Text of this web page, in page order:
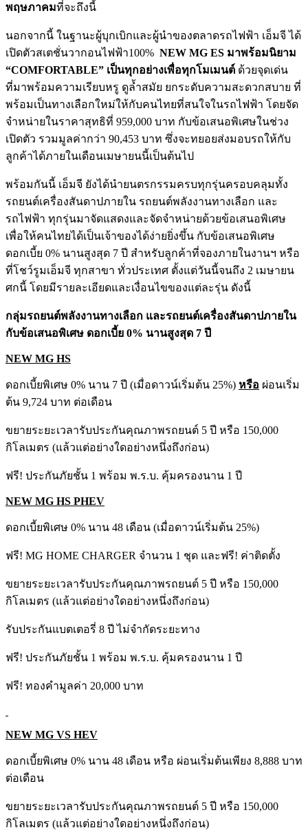
พฤษภาคมที่จะถึงนี้
นอกจากนี้ ในฐานะผู้บุกเบิกและผู้นำของตลาดรถไฟฟ้า เอ็มจี ได้
เปิดตัวสเตชั่นวากอนไฟฟ้า100% NEW MG ES มาพร้อมนิยาม
“COMFORTABLE” เป็นทุกอย่างเพื่อทุกโมเมนต์ ด้วยจุดเด่น
ที่มาพร้อมความเรียบหรู ดูล้ำสมัย ยกระดับความสะดวกสบาย ที่
พร้อมเป็นทางเลือกใหม่ให้กับคนไทยที่สนใจในรถไฟฟ้า โดยจัด
จำหน่ายในราคาสุทธิที่ 959,000 บาท กับข้อเสนอพิเศษในช่วง
เปิดตัว รวมมูลค่ากว่า 90,453 บาท ซึ่งจะทยอยส่งมอบรถให้กับ
ลูกค้าได้ภายในเดือนเมษายนนี้เป็นต้นไป
พร้อมกันนี้ เอ็มจี ยังได้นำยนตรกรรมครบทุกรุ่นครอบคลุมทั้ง
รถยนต์เครื่องสันดาปภายใน รถยนต์พลังงานทางเลือก และ
รถไฟฟ้า ทุกรุ่นมาจัดแสดงและจัดจำหน่ายด้วยข้อเสนอพิเศษ
เพื่อให้คนไทยได้เป็นเจ้าของได้ง่ายยิ่งขึ้น กับข้อเสนอพิเศษ
ดอกเบี้ย 0% นานสูงสุด 7 ปี สำหรับลูกค้าที่จองภายในงานฯ หรือ
ที่โชว์รูมเอ็มจี ทุกสาขา ทั่วประเทศ ตั้งแต่วันนี้จนถึง 2 เมษายน
ศกนี้ โดยมีรายละเอียดและเงื่อนไขของแต่ละรุ่น ดังนี้
กลุ่มรถยนต์พลังงานทางเลือก และรถยนต์เครื่องสันดาปภายใน
กับข้อเสนอพิเศษ ดอกเบี้ย 0% นานสูงสุด 7 ปี
NEW MG HS
ดอกเบี้ยพิเศษ 0% นาน 7 ปี (เมื่อดาวน์เริ่มต้น 25%) หรือ ผ่อนเริ่ม
ต้น 9,724 บาท ต่อเดือน
ขยายระยะเวลารับประกันคุณภาพรถยนต์ 5 ปี หรือ 150,000
กิโลเมตร (แล้วแต่อย่างใดอย่างหนึ่งถึงก่อน)
ฟรี! ประกันภัยชั้น 1 พร้อม พ.ร.บ. คุ้มครองนาน 1 ปี
NEW MG HS PHEV
ดอกเบี้ยพิเศษ 0% นาน 48 เดือน (เมื่อดาวน์เริ่มต้น 25%)
ฟรี! MG HOME CHARGER จำนวน 1 ชุด และฟรี! ค่าติดตั้ง
ขยายระยะเวลารับประกันคุณภาพรถยนต์ 5 ปี หรือ 150,000
กิโลเมตร (แล้วแต่อย่างใดอย่างหนึ่งถึงก่อน)
รับประกันแบตเตอรี่ 8 ปี ไม่จำกัดระยะทาง
ฟรี! ประกันภัยชั้น 1 พร้อม พ.ร.บ. คุ้มครองนาน 1 ปี
ฟรี! ทองคำมูลค่า 20,000 บาท
NEW MG VS HEV
ดอกเบี้ยพิเศษ 0% นาน 48 เดือน หรือ ผ่อนเริ่มต้นเพียง 8,888 บาท
ต่อเดือน
ขยายระยะเวลารับประกันคุณภาพรถยนต์ 5 ปี หรือ 150,000
กิโลเมตร (แล้วแต่อย่างใดอย่างหนึ่งถึงก่อน)